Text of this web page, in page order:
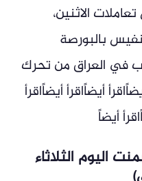
الاثنين،
بالبورصة
في العراق من تحرك
أيضاًاقرأ أيضاًاقرأ
أيضاً
اليوم الثلاثاء